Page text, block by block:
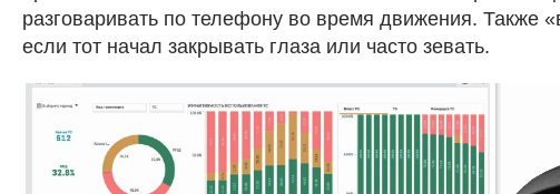
разговаривать по телефону во время движения. Также
если тот начал закрывать глаза или часто зевать.